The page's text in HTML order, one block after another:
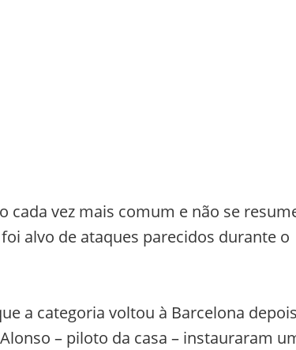
vez mais comum e não se
alvo de ataques parecidos durante o
a categoria voltou à Barcelona
– piloto da casa – instauraram